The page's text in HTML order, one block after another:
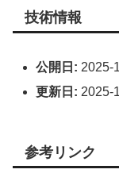
技術情報
公開日: 2025-
更新日: 2025-
参考リンク